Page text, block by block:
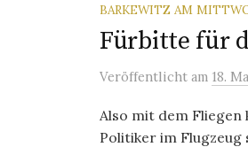
BARKEWITZ AM
Fürbitte für
Veröffentlicht am 18.
Also mit dem Fliegen
Politiker im Flugzeug